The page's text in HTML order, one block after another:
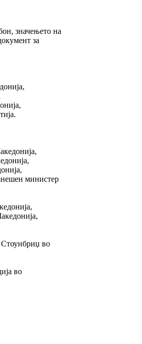
значењето на
за
министер
Стоунбриџ во
во